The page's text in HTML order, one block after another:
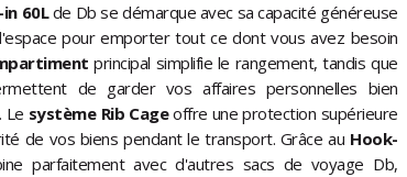
60Lde Db se démarque avec sa capacité généreuse
pour emporter tout ce dont vous avez besoin
principal simplifie le rangement, tandis que
de garder vos affaires personnelles bien
Le système Rib Cageoffre une protection supérieure
de vos biens pendant le transport. Grâce au Hook-
parfaitement avec d'autres sacs de voyage Db,